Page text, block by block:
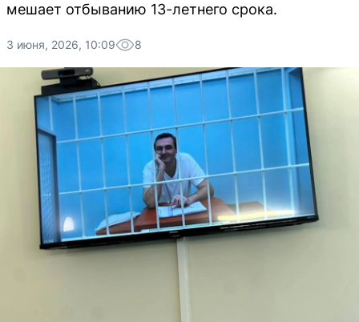
мешает отбыванию 13-летнего срока.
3 июня, 2026, 10:09 8